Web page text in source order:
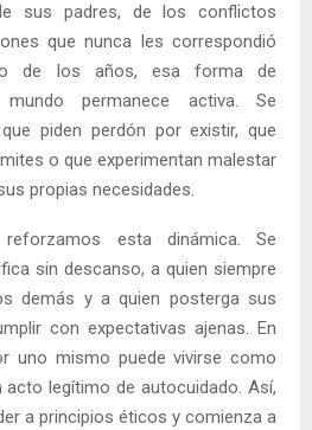
sus padres, de los conflictos
que nunca les correspondió
de los años, esa forma de
permanece activa. Se
piden perdón por existir, que
o que experimentan malestar
propias necesidades.
reforzamos esta dinámica. Se
sin descanso, a quien siempre
demás y a quien posterga sus
con expectativas ajenas. En
uno mismo puede vivirse como
legítimo de autocuidado. Así,
a principios éticos y comienza a